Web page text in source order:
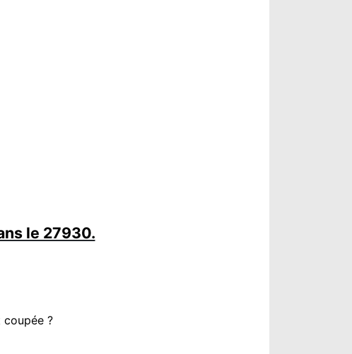
le 27930.
coupée ?